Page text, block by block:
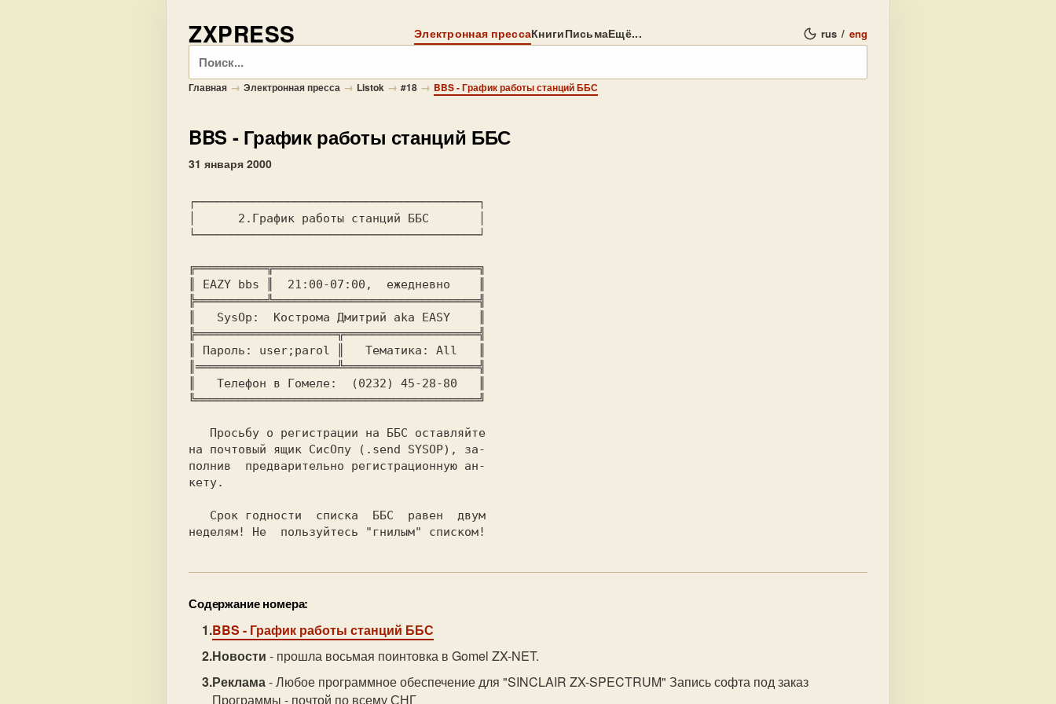
ZXPRESS Электронная прессаКнигиПисьмаЕщё... rus / eng
Поиск
Главная → Электронная пресса → Listok → #18 → BBS - График работы станций ББС
BBS- График работы станций ББС
31 января 2000
┌────────────────────────────────────────┐
│      2.График работы станций ББС       │
└────────────────────────────────────────┘
╔══════════╦═════════════════════════════╗
║ EAZY bbs ║  21:00-07:00,  ежедневно    ║
╠══════════╩═════════════════════════════╣
║   SysOp:  Кострома Дмитрий aka EASY    ║
╠════════════════════╦═══════════════════╣
║ Пароль: user;parol ║   Тематика: All   ║
║════════════════════╩═══════════════════╣
║   Телефон в Гомеле:  (0232) 45-28-80   ║
╚════════════════════════════════════════╝
на почтовый ящик СисОпу (.send SYSOP), за-
полнив  предварительно регистрационную ан-
кету.
неделям! Не  пользуйтесь "гнилым" списком!
Содержание номера:
BBS - График работы станций ББС
Новости - прошла восьмая поинтовка в Gomel ZX-NET.
Реклама- Любое программное обеспечение для "SINCLAIR ZX-SPECTRUM" Запись софта под заказ
Программы - почтой по всему СНГ